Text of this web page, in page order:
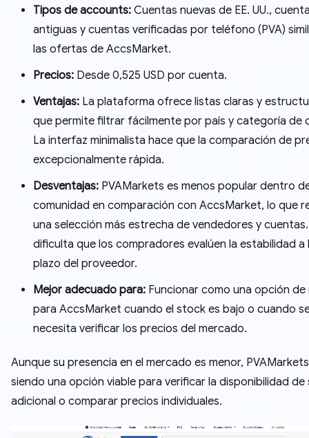
Tipos de accounts: Cuentas nuevas de EE. UU.,
antiguas y cuentas verificadas por teléfono (PVA)
las ofertas de AccsMarket.
Precios: Desde 0,525 USD por cuenta.
Ventajas: La plataforma ofrece listas claras y
que permite filtrar fácilmente por país y categoría de
La interfaz minimalista hace que la comparación de
excepcionalmente rápida.
Desventajas: PVAMarkets es menos popular dentro
comunidad en comparación con AccsMarket, lo que
una selección más estrecha de vendedores y
dificulta que los compradores evalúen la estabilidad a
plazo del proveedor.
Mejor adecuado para: Funcionar como una opción
para AccsMarket cuando el stock es bajo o cuando
necesita verificar los precios del mercado.
Aunque su presencia en el mercado es menor,
siendo una opción viable para verificar la disponibilidad
adicional o comparar precios individuales.